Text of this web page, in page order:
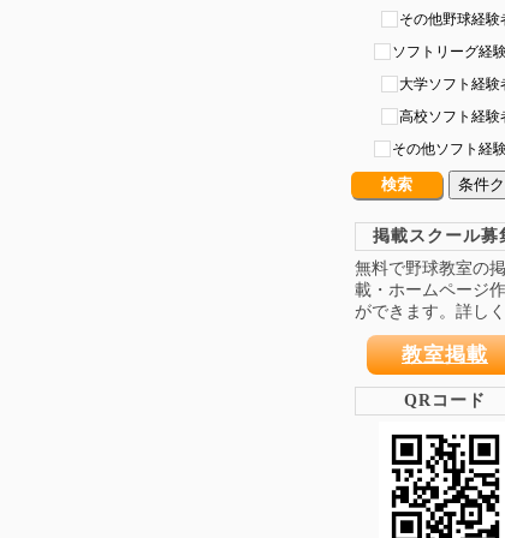
その他野球経験
ソフトリーグ経
大学ソフト経験
高校ソフト経験
その他ソフト経
条件
掲載スクール募
無料で野球教室の掲
載・ホームページ
ができます。詳し
教室掲載
QRコード